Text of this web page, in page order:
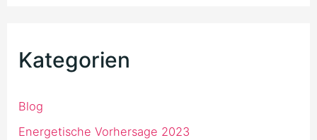
Kategorien
Blog
Energetische Vorhersage 2023